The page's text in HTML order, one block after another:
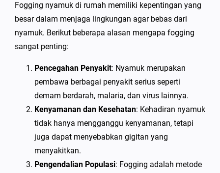
Fogging nyamuk di rumah memiliki kepentingan yang
besar dalam menjaga lingkungan agar bebas dari
nyamuk. Berikut beberapa alasan mengapa fogging
sangat penting:
Pencegahan Penyakit: Nyamuk merupakan
pembawa berbagai penyakit serius seperti
demam berdarah, malaria, dan virus lainnya.
Kenyamanan dan Kesehatan: Kehadiran nyamuk
tidak hanya mengganggu kenyamanan, tetapi
juga dapat menyebabkan gigitan yang
menyakitkan.
Pengendalian Populasi: Fogging adalah metode